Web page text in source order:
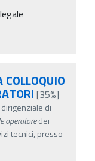
[35%]
di
operatoredei
tecnici, presso